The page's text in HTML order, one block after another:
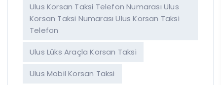
Ulus Korsan Taksi Telefon Numarası Ulus
Korsan Taksi Numarası Ulus Korsan Taksi
Telefon
Ulus Lüks Araçla Korsan Taksi
Ulus Mobil Korsan Taksi